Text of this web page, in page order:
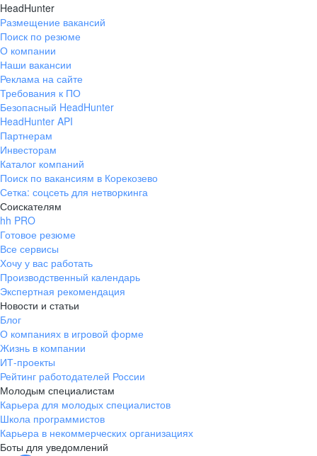
HeadHunter
Размещение вакансий
Поиск по резюме
О компании
Наши вакансии
Реклама на сайте
Требования к ПО
Безопасный HeadHunter
HeadHunter API
Партнерам
Инвесторам
Каталог компаний
Поиск по вакансиям в Корекозево
Сетка: соцсеть для нетворкинга
Соискателям
hh PRO
Готовое резюме
Все сервисы
Хочу у вас работать
Производственный календарь
Экспертная рекомендация
Новости и статьи
Блог
О компаниях в игровой форме
Жизнь в компании
ИТ-проекты
Рейтинг работодателей России
Молодым специалистам
Карьера для молодых специалистов
Школа программистов
Карьера в некоммерческих организациях
Боты для уведомлений